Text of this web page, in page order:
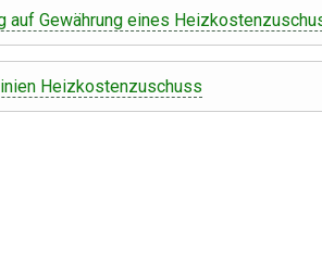
auf Gewährung eines
Heizkostenzuschuss